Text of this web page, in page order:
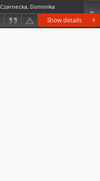
Show details
Czarnecka, Dominika